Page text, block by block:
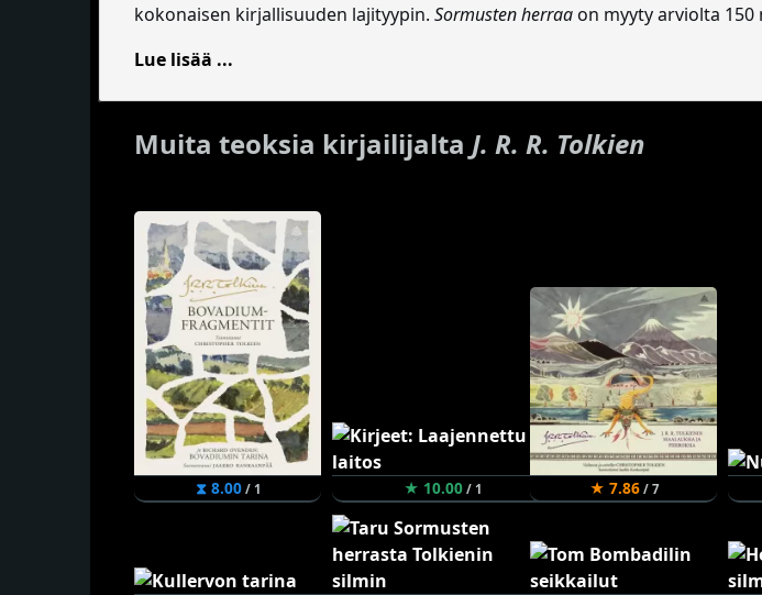
kokonaisen kirjallisuuden lajityypin. Sormusten herraaon myyty arviolta
Lue lisää ...
Muita teoksia kirjailijalta J. R. R. Tolkien
⧗ 8.00/ 1 ★ 10.00/ 1 ★ 7.86/ 7